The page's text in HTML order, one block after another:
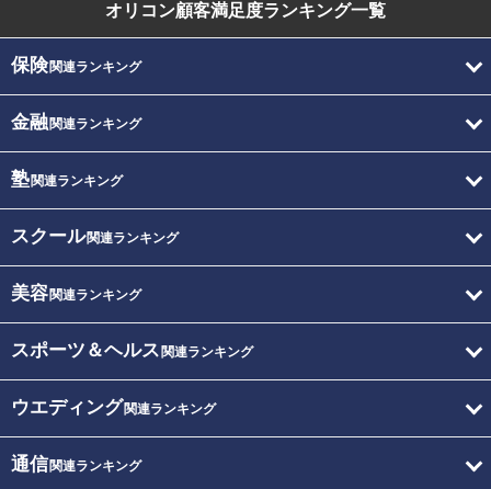
オリコン顧客満足度ランキング一覧
保険関連ランキング
金融関連ランキング
塾関連ランキング
スクール関連ランキング
美容関連ランキング
スポーツ＆ヘルス 関連ランキング
ウエディング関連ランキング
通信関連ランキング